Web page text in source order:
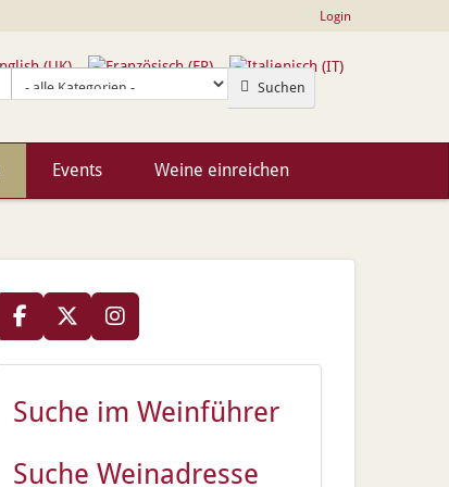
Suche im Weinführer
Suche Weinadresse
Login
Suchen
Events Weine einreichen